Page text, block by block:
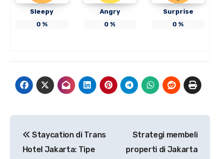
Sleepy
0%
Angry
0 %
Surprise
0 %
pos
Staycation di Trans
Hotel Jakarta: Tipe
Strategi membeli
properti di Jakarta